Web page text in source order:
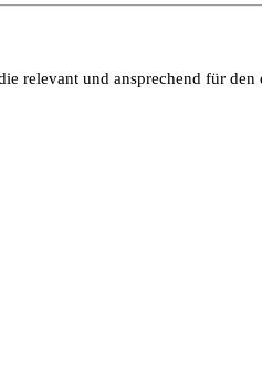
relevant und ansprechend für